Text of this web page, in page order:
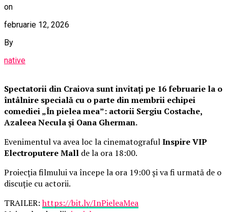
on
februarie 12, 2026
By
native
Spectatorii din Craiova sunt invitați pe 16 februarie la o
întâlnire specială cu o parte din membrii echipei
comediei „În pielea mea”: actorii Sergiu Costache,
Azaleea Necula și Oana Gherman.
Evenimentul va avea loc la cinematografulInspire VIP
Electroputere Mall de la ora 18:00.
Proiecția filmului va începe la ora 19:00 și va fi urmată de o
discuție cu actorii.
TRAILER:https://bit.ly/InPieleaMea